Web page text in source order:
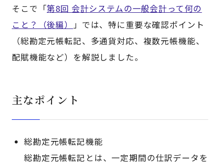
そこで「第8回 会計システムの一般会計って何の
こと？（後編）
」では、特に重要な確認ポイント
（総勘定元帳転記、多通貨対応、複数元帳機能、
配賦機能など）を解説しました。
主なポイント
総勘定元帳転記機能
総勘定元帳転記とは、一定期間の仕訳データを